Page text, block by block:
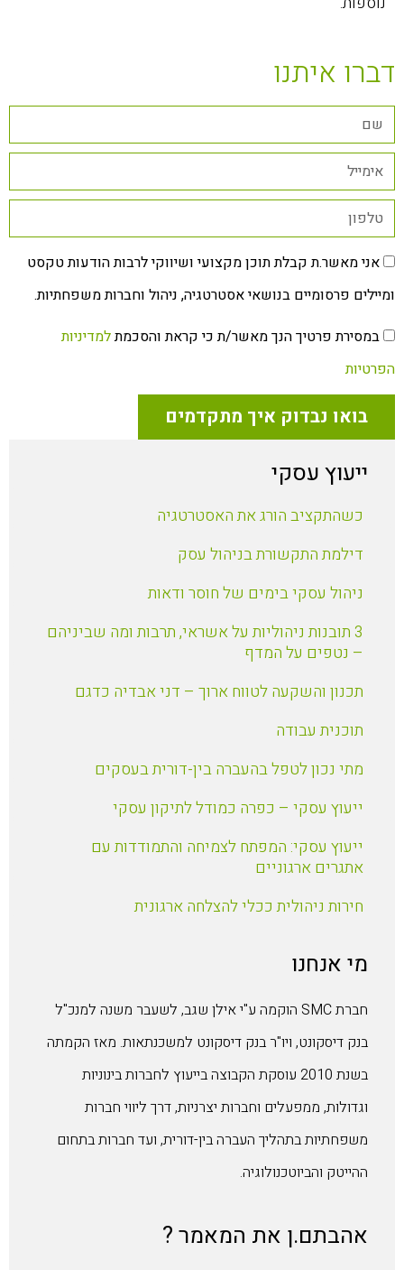
דברו איתנו
אני מאשר.ת קבלת תוכן מקצועי ושיווקי לרבות הודעות טקסט
ומיילים פרסומיים בנושאי אסטרטגיה, ניהול וחברות משפחתיות.
במסירת פרטיך הנך מאשר/ת כי קראת והסכמתלמדיניות
הפרטיות
בואו נבדוק איך מתקדמים
ייעוץ עסקי
כשהתקציב הורג את האסטרטגיה
דילמת התקשורת בניהול עסק
ניהול עסקי בימים של חוסר ודאות
3 תובנות ניהוליות על אשראי, תרבות ומה שביניהם
– נטפים על המדף
תכנון והשקעה לטווח ארוך – דני אבדיה כדגם
תוכנית עבודה
מתי נכון לטפל בהעברה בין-דורית בעסקים
ייעוץ עסקי – כפרה כמודל לתיקון עסקי
ייעוץ עסקי: המפתח לצמיחה והתמודדות עם
אתגרים ארגוניים
חירות ניהולית ככלי להצלחה ארגונית
מי אנחנו
חברת SMC הוקמה ע"י אילן שגב, לשעבר משנה למנכ"ל
בנק דיסקונט, ויו"ר בנק דיסקונט למשכנתאות. מאז הקמתה
בשנת 2010 עוסקת הקבוצה בייעוץ לחברות בינוניות
וגדולות, ממפעלים וחברות יצרניות, דרך ליווי חברות
משפחתיות בתהליך העברה בין-דורית, ועד חברות בתחום
ההייטק והביוטכנולוגיה.
אהבתם.ן את המאמר ?